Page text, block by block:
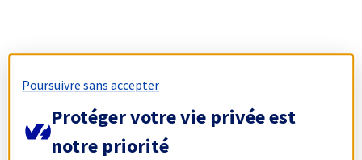
Poursuivre sans accepter
Protéger votre vie privée est
notre priorité